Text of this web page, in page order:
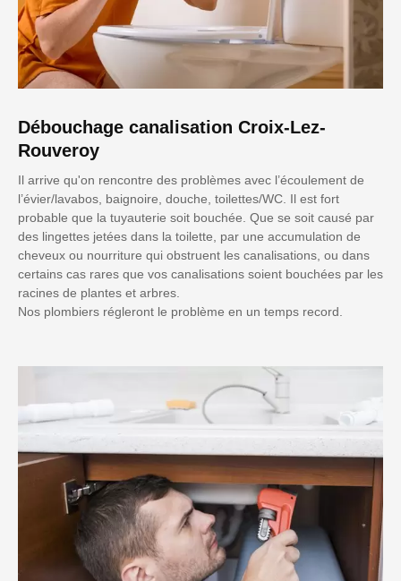
Débouchage canalisation Croix-Lez-
Rouveroy
Il arrive qu'on rencontre des problèmes avec l’écoulement de
l’évier/lavabos, baignoire, douche, toilettes/WC. Il est fort
probable que la tuyauterie soit bouchée. Que se soit causé par
des lingettes jetées dans la toilette, par une accumulation de
cheveux ou nourriture qui obstruent les canalisations, ou dans
certains cas rares que vos canalisations soient bouchées par les
racines de plantes et arbres.
Nos plombiers régleront le problème en un temps record.